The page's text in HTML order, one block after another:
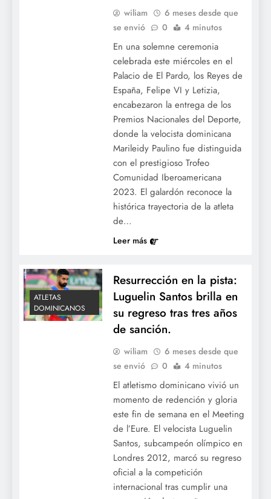
wiliam
6 meses desde que
se envió
0 4 minutos
En una solemne ceremonia
celebrada este miércoles en el
Palacio de El Pardo, los Reyes de
España, Felipe VI y Letizia,
encabezaron la entrega de los
Premios Nacionales del Deporte,
donde la velocista dominicana
Marileidy Paulino fue distinguida
con el prestigioso Trofeo
Comunidad Iberoamericana
2023. El galardón reconoce la
histórica trayectoria de la atleta
de…
Leer más
ATLETAS
DOMINICANOS
Resurrección en la pista:
Luguelin Santos brilla en
su regreso tras tres años
de sanción.
wiliam
6 meses desde que
se envió
0 4 minutos
El atletismo dominicano vivió un
momento de redención y gloria
este fin de semana en el Meeting
de l’Eure. El velocista Luguelin
Santos, subcampeón olímpico en
Londres 2012, marcó su regreso
oficial a la competición
internacional tras cumplir una